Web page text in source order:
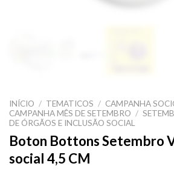
INÍCIO / TEMATICOS / CAMPANHA
CAMPANHA MÊS DE SETEMBRO /
DE ÓRGÃOS E INCLUSÃO SOCIAL
Boton Bottons Setembro
social 4,5 CM